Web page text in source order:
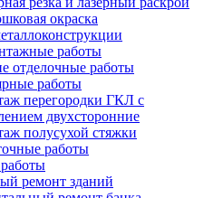
окраска
работы
отделочные работы
работы
перегородки ГКЛ с
двухсторонние
полусухой стяжки
работы
ремонт зданий